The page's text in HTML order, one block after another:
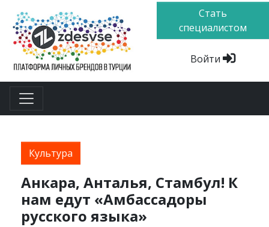
Стать
специалистом
Войти
Культура
Анкара, Анталья, Стамбул! К
нам едут «Амбассадоры
русского языка»